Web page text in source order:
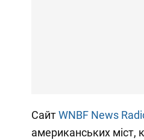
СайтWNBF News
американських міст,